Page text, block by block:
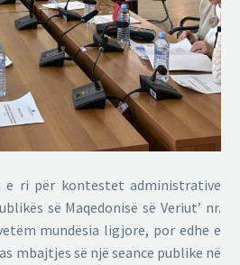
e ri për kontestet administrative
së Maqedonisë së Veriut’ nr.
mundësia ligjore, por edhe e
mbajtjes së një seance publike në